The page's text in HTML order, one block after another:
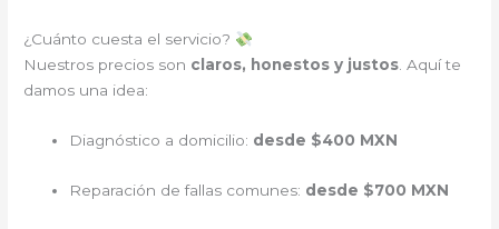
¿Cuánto cuesta el servicio?
Nuestros precios son claros, honestos y justos. Aquí te
damos una idea:
Diagnóstico a domicilio: desde $400 MXN
Reparación de fallas comunes: desde $700 MXN